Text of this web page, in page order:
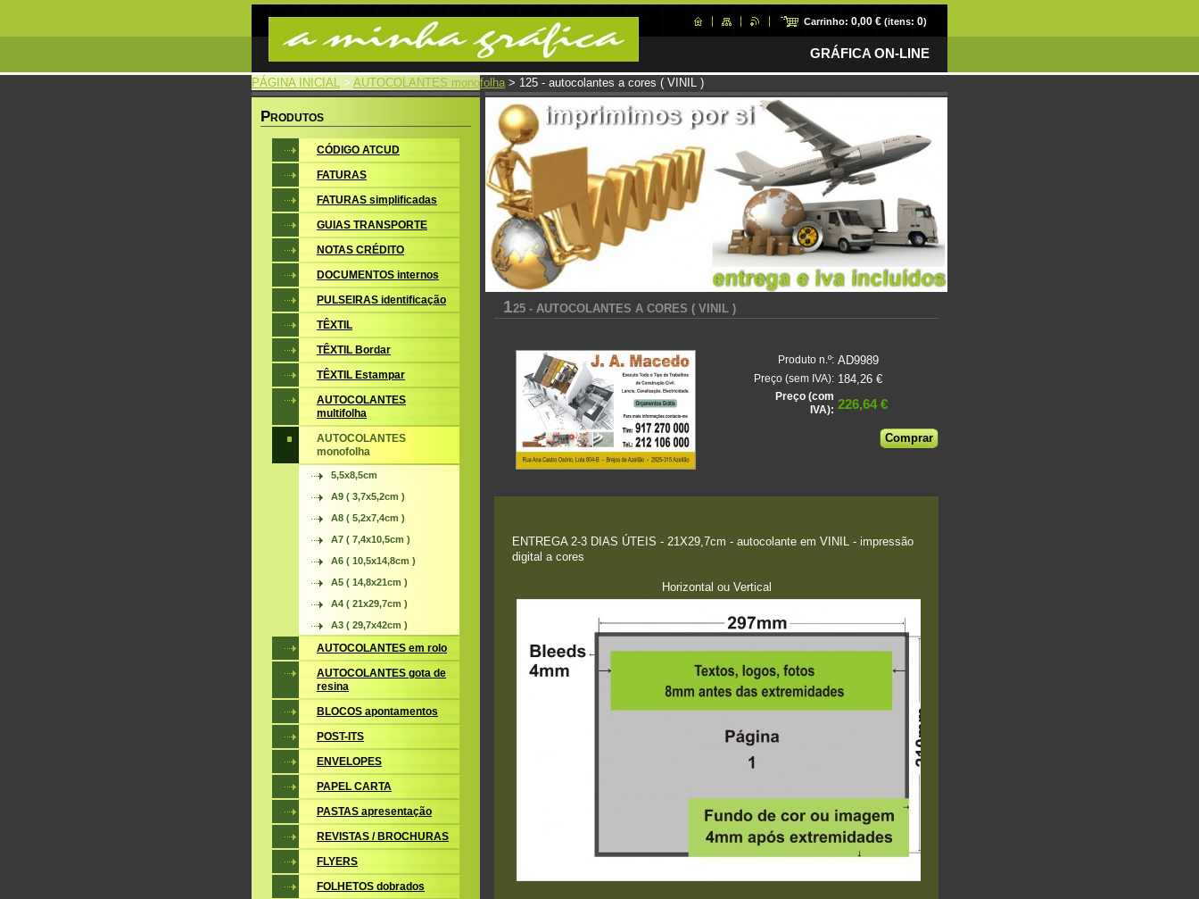
Carrinho: 0,00 € (itens: 0)
GRÁFICA ON-LINE
PÁGINA INICIAL > AUTOCOLANTES monofolha > 125 - autocolantes a cores ( VINIL )
125 - AUTOCOLANTES A CORES ( VINIL )
Produto n.º: AD9989
Preço (sem IVA): 184,26 €
Preço (com
IVA): 226,64 €
ENTREGA 2-3 DIAS ÚTEIS - 21X29,7cm - autocolante em VINIL - impressão
digital a cores
Horizontal ou Vertical
PRODUTOS
CÓDIGO ATCUD
FATURAS
FATURAS simplificadas
GUIAS TRANSPORTE
NOTAS CRÉDITO
DOCUMENTOS internos
PULSEIRAS identificação
TÊXTIL
TÊXTIL Bordar
TÊXTIL Estampar
AUTOCOLANTES
multifolha
AUTOCOLANTES
monofolha
5,5x8,5cm
A9 ( 3,7x5,2cm )
A8 ( 5,2x7,4cm )
A7 ( 7,4x10,5cm )
A6 ( 10,5x14,8cm )
A5 ( 14,8x21cm )
A4 ( 21x29,7cm )
A3 ( 29,7x42cm )
AUTOCOLANTES em rolo
AUTOCOLANTES gota de
resina
BLOCOS apontamentos
POST-ITS
ENVELOPES
PAPEL CARTA
PASTAS apresentação
REVISTAS / BROCHURAS
FLYERS
FOLHETOS dobrados